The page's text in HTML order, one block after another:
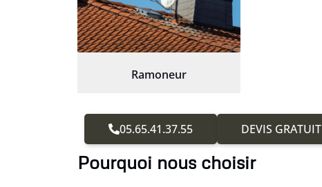
Ramoneur
05.65.41.37.55 DEVIS GRATUIT
Pourquoi nous choisir